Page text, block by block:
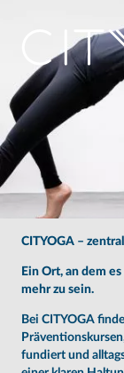
CITYOGA –
Ein Ort, an dem
mehr zu sein.
Bei CITYOGA
fundiert und